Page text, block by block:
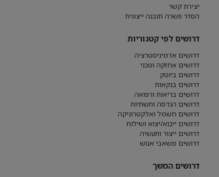
יצירת קשר
הסדר פשרה תובנה ייצוגית
דרושים לפי קטגוריות
דרושים אדמיניסטרציה
דרושים אחזקה וטכני
דרושים ביוטק
דרושים בנקאות
דרושים בריאות ורפואה
דרושים הנדסה ותשתיות
דרושים חשמל ואלקטרוניקה
דרושים ייבוא/יצוא ושילוח
דרושים ייצור ותעשיה
דרושים משאבי אנוש
דרושים המשך